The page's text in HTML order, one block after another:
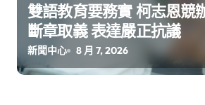
雙語教育要務實 柯志恩競
斷章取義 表達嚴正抗議
新聞中心 8 月 7, 2026